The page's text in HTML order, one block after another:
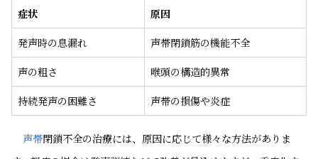
症状 原因
発声時の息漏れ 声帯閉鎖筋の機能不全
声の粗さ 喉頭の構造的異常
持続発声の困難さ 声帯の損傷や炎症
声帯閉鎖不全の治療には、原因に応じて様々な方法がありま